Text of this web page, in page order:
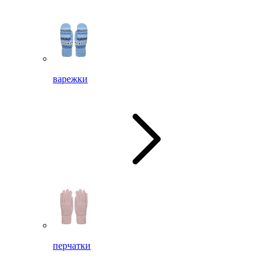
варежки
перчатки